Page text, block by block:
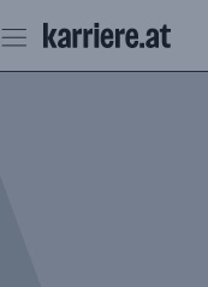
Seiteninhalt
springen